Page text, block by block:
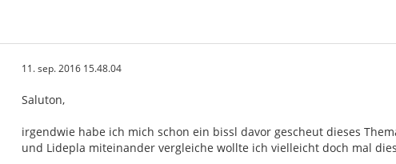
11. sep. 2016 15.48.04
Saluton,
irgendwie habe ich mich schon ein bissl davor gescheut dieses
und Lidepla miteinander vergleiche wollte ich vielleicht doch mal